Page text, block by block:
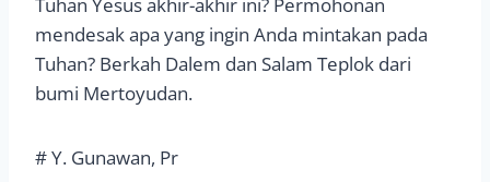
Tuhan Yesus akhir-akhir ini? Permohonan
mendesak apa yang ingin Anda mintakan pada
Tuhan? Berkah Dalem dan Salam Teplok dari
bumi Mertoyudan.
# Y. Gunawan, Pr